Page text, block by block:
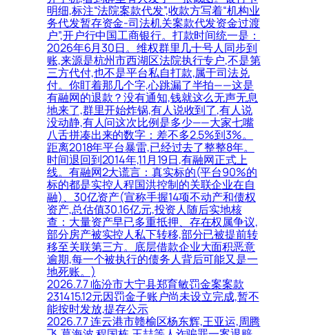
明细,标注“法院案款代发”,收款方写着“机构业
务代发暂存资金-司法机关案款代发资金过渡
户”,开户行中国工商银行。打款时间统一是：
2026年6月30日。维权群里几十号人同步到
账,来源是杭州市西湖区法院执行专户,不是第
三方代付,也不是平台私自打款,属于司法兑
付。你盯着那几个字,心跳漏了半拍——这是
有融网的退款？没有通知,钱就这么无声无息
地来了,群里开始炸锅,有人说收到了,有人说
没动静,有人问这次比例是多少——大家七嘴
八舌拼凑出来的数字：差不多2.5%到3%。
距离2018年平台暴雷,已经过去了整整8年。
时间退回到2014年,11月19日,有融网正式上
线。有融网2大谎言：真实标的(平台90%的
标的都是实控人程国洪控制的关联企业在自
融)、30亿资产(宣称手握14项不动产和债权
资产,总估值30.16亿元,投资人随后实地核
查：大量资产早已多重抵押、存在权属争议,
部分房产被实控人私下转移,部分已被提前转
移至关联第三方。底层借款企业大面积恶意
逾期,每一个被执行的债务人背后可能又是一
地死账。)
2026.7.7 临汾市大宁县郑育敏罚金案案款
231415.12元因罚金子账户尚未设立完成,暂不
能按时发放,提存公示
2026.7.7 连云港市赣榆区杨东辉,王亚运,周腾